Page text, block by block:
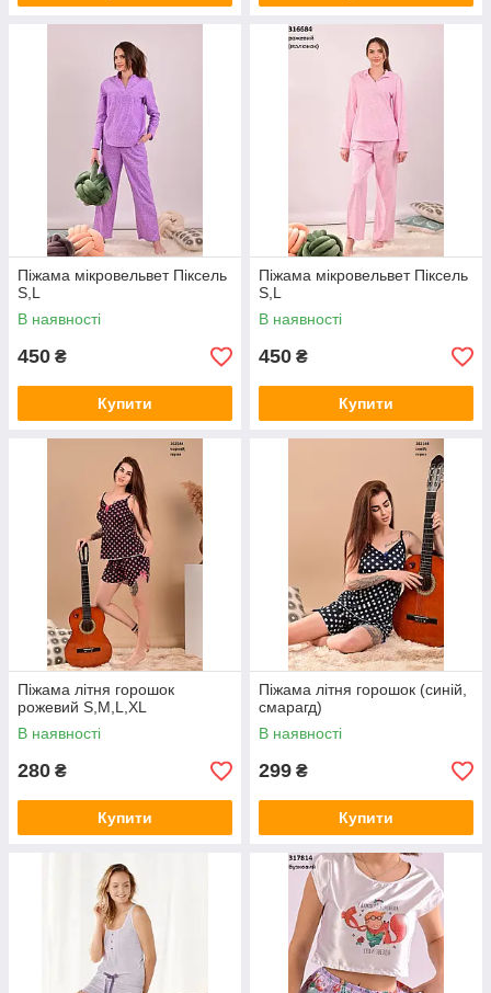
Піжама мікровельвет Піксель
S,L
В наявності
450 ₴
Купити
Піжама мікровельвет Піксель
S,L
В наявності
450 ₴
Купити
Піжама літня горошок
рожевий S,M,L,XL
В наявності
280 ₴
Купити
Піжама літня горошок (синій,
смарагд)
В наявності
299 ₴
Купити